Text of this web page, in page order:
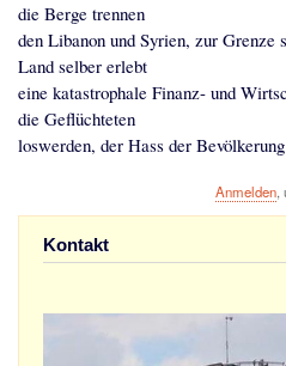
die Berge trennen
den Libanon und Syrien, zur
Land selber erlebt
eine katastrophale Finanz- und
die Geflüchteten
loswerden, der Hass der
Anmelden,
Kontakt